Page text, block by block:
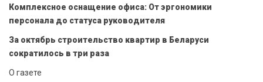
Комплексное оснащение офиса: От эргономики
персонала до статуса руководителя
За октябрь строительство квартир в Беларуси
сократилось в три раза
О газете